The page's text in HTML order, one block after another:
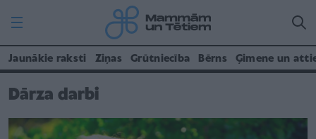
Jaunākie raksti Ziņas Grūtniecība Bērns Ģimene un
Dārza darbi